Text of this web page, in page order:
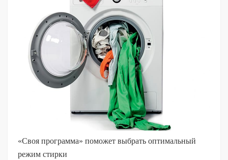
«Своя программа» поможет выбрать оптимальный
режим стирки